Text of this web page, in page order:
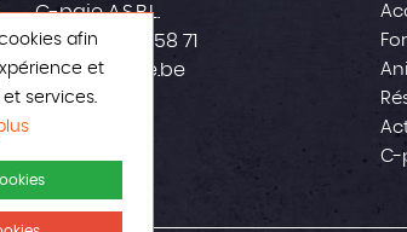
C-paje A.S.B.L.
+32 (0)42 23 58 71
info@c-paje.be
C-
afin
et
services.